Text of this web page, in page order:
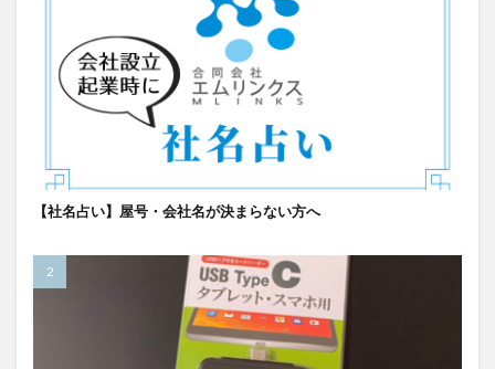
【社名占い】屋号・会社名が決まらない方へ